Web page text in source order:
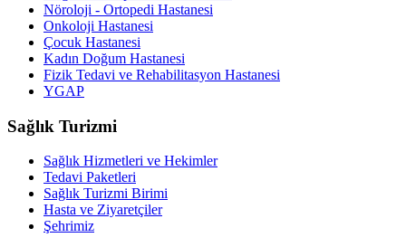
Nöroloji - Ortopedi Hastanesi
Onkoloji Hastanesi
Çocuk Hastanesi
Kadın Doğum Hastanesi
Fizik Tedavi ve Rehabilitasyon Hastanesi
YGAP
Sağlık Turizmi
Sağlık Hizmetleri ve Hekimler
Tedavi Paketleri
Sağlık Turizmi Birimi
Hasta ve Ziyaretçiler
Şehrimiz